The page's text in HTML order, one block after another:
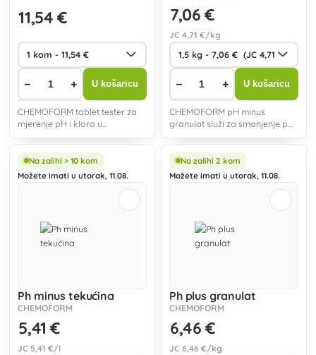
11,54 €
− + U košaricu
CHEMOFORM tablet tester za
mjerenje pH i klora u
7,06 €
JC 4,71 €/kg
− + U košaricu
CHEMOFORM pH minus
granulat služi za smanjenje pH
Na zalihi > 10 kom
Možete imati u utorak, 11.08.
Ph minus tekućina
CHEMOFORM
5,41 €
JC 5,41 €/l
Na zalihi 2 kom
Možete imati u utorak, 11.08.
Ph plus granulat
CHEMOFORM
6,46 €
JC 6,46 €/kg